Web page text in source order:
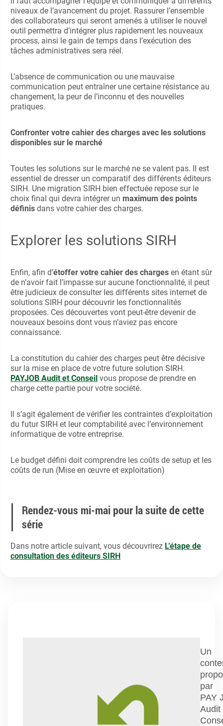
niveaux de l’avancement du projet. Rassurer l’ensemble
des collaborateurs qui seront amenés à utiliser le nouvel
outil permettra d’intégrer plus rapidement les nouveaux
process, ainsi le gain de temps dans l’exécution des
tâches administratives sera réel.
L’absence de communication ou une mauvaise
communication peut entraîner une certaine résistance au
changement, la peur de l’inconnu et des nouvelles
pratiques.
Confronter votre cahier des charges avec les solutions
disponibles sur le marché
Toutes les solutions sur le marché ne se valent pas. Il est
essentiel de dresser un comparatif des différents éditeurs
SIRH. Une migration SIRH bien effectuée repose sur le
choix final qui devra intégrer un maximum des points
définis dans votre cahier des charges.
Explorer les solutions SIRH
Enfin, afin d’étoffer votre cahier des charges en étant sûr
de n’avoir fait l’impasse sur aucune fonctionnalité, il peut
être judicieux de consulter les différents sites internet de
solutions SIRH pour découvrir les fonctionnalités
proposées. Ces découvertes vont peut-être devenir de
nouveaux besoins dont vous n’aviez pas encore
connaissance.
La constitution du cahier des charges peut être décisive
sur la mise en place de votre future solution SIRH.
PAYJOB Audit et Conseil vous propose de prendre en
charge cette partie pour votre société.
Il s’agit également de vérifier les contraintes d’exploitation
du futur SIRH et leur comptabilité avec l’environnement
informatique de votre entreprise.
Le budget défini doit comprendre les coûts de setup et les
coûts de run (Mise en œuvre et exploitation)
Rendez-vous mi-mai pour la suite de cette
série
Dans notre article suivant, vous découvrirez L’étape de
consultation des éditeurs SIRH
Un
par
PAY
Audit